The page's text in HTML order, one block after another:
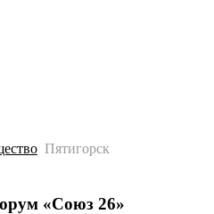
Пятигорск
«Союз 26»